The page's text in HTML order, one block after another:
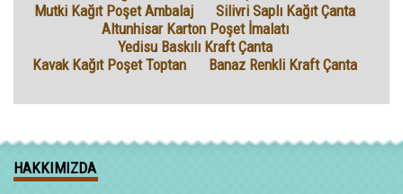
Mutki Kağıt Poşet Ambalaj
Silivri Saplı Kağıt Çanta
Altunhisar Karton Poşet İmalatı
Yedisu Baskılı Kraft Çanta
Kavak Kağıt Poşet Toptan
Banaz Renkli Kraft Çanta
HAKKIMIZDA